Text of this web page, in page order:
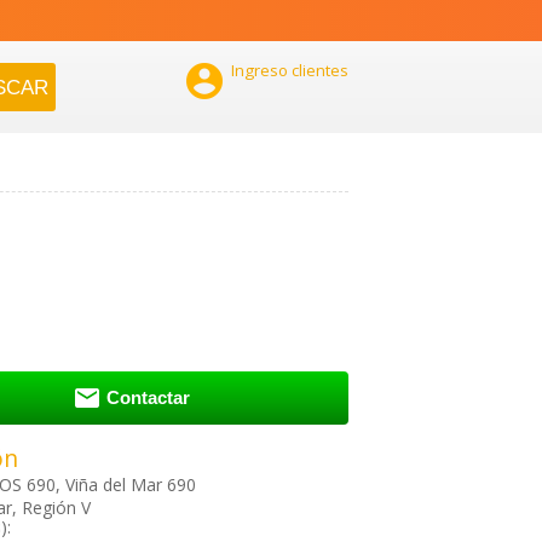
 Ingreso clientes
 Contactar
690, Viña del Mar 690
Región V